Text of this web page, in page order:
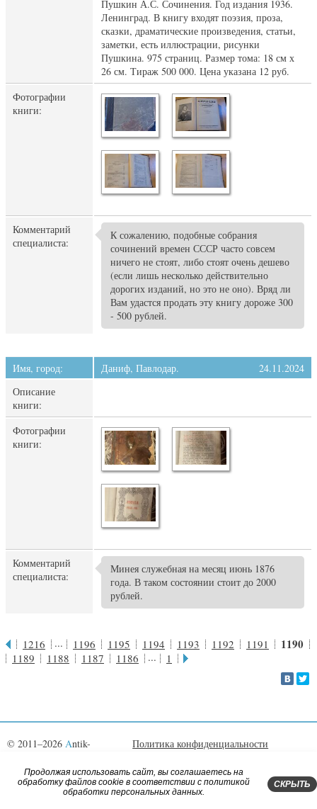
Пушкин А.С. Сочинения. Год издания 1936.
Ленинград. В книгу входят поэзия, проза,
сказки, драматические произведения, статьи,
заметки, есть иллюстрации, рисунки
Пушкина. 975 страниц. Размер тома: 18 см х
26 см. Тираж 500 000. Цена указана 12 руб.
Фотографии
книги:
Комментарий
специалиста:
К сожалению, подобные собрания
сочинений времен СССР часто совсем
ничего не стоят, либо стоят очень дешево
(если лишь несколько действительно
дорогих изданий, но это не оно). Вряд ли
Вам удастся продать эту книгу дороже 300
- 500 рублей.
Имя, город: Даниф, Павлодар.
24.11.2024
Описание
книги:
Фотографии
книги:
Комментарий
специалиста:
Минея служебная на месяц июнь 1876
года. В таком состоянии стоит до 2000
рублей.
1216 ... 1196 1195 1194 1193 1192 1191 1190
1189 1188 1187 1186 ... 1
Политика конфиденциальности
Поиск по сайту
Правила сайта
Контакты
© 2011–2026 Antik-
Megagroup
Продолжая использовать сайт, вы соглашаетесь на
обработку файлов cookie в соответствии c политикой
обработки персональных данных.
СКРЫТЬ